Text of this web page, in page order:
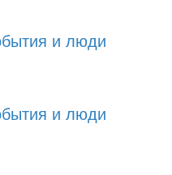
и люди
и люди